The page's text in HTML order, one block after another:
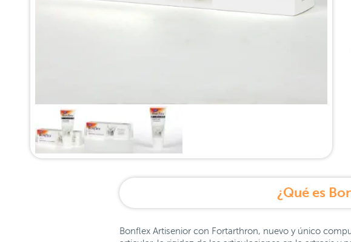
¿Qué es
Bonflex Artisenior con Fortarthron, nuevo y único